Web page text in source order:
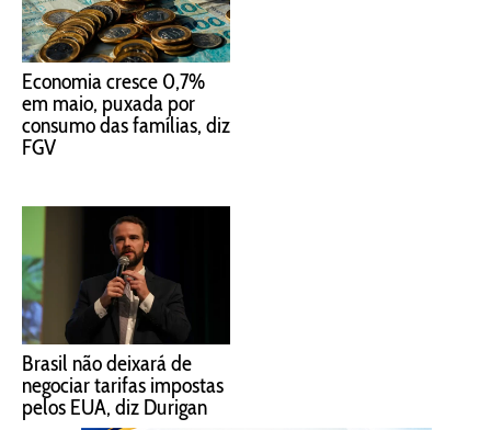
Economia cresce 0,7%
em maio, puxada por
consumo das famílias, diz
FGV
Brasil não deixará de
negociar tarifas impostas
pelos EUA, diz Durigan